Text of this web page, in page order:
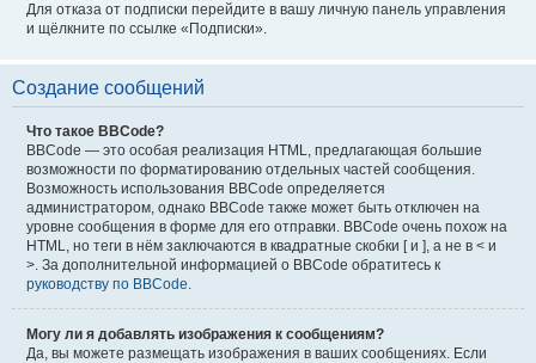
Для отказа от подписки перейдите в вашу личную панель управления
и щёлкните по ссылке «Подписки».
Создание сообщений
Что такое BBCode?
BBCode — это особая реализация HTML, предлагающая большие
возможности по форматированию отдельных частей сообщения.
Возможность использования BBCode определяется
администратором, однако BBCode также может быть отключен на
уровне сообщения в форме для его отправки. BBCode очень похож на
HTML, но теги в нём заключаются в квадратные скобки [ и ], а не в < и
>. За дополнительной информацией о BBCode обратитесь к
руководству по BBCode.
Могу ли я добавлять изображения к сообщениям?
Да, вы можете размещать изображения в ваших сообщениях. Если